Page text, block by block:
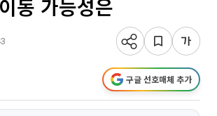
동 가능성은
구글 선호매체 추가